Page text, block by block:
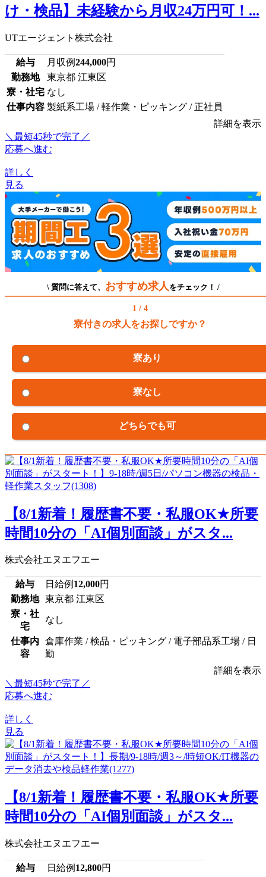
け・検品】未経験から月収24万円可！...
UTエージェント株式会社
給与 月収例244,000円
勤務地
東京都 江東区
寮・社宅 なし
仕事内容 製紙系工場 / 軽作業・ピッキング / 正社員
詳細を表示
＼最短45秒で完了／
応募へ進む
詳しく
見る
\ 質問に答えて、 おすすめ求人 をチェック！ /
1 / 4
寮付きの求人をお探しですか？
寮あり
寮なし
どちらでも可
【8/1新着！履歴書不要・私服OK★所要
時間10分の「AI個別面談」がスタ...
株式会社エヌエフエー
給与 日給例 12,000円
勤務地
東京都 江東区
寮・社
宅
なし
仕事内
容
倉庫作業 / 検品・ピッキング / 電子部品系工場 / 日
勤
詳細を表示
＼最短45秒で完了／
応募へ進む
詳しく
見る
【8/1新着！履歴書不要・私服OK★所要
時間10分の「AI個別面談」がスタ...
株式会社エヌエフエー
給与 日給例 12,800円